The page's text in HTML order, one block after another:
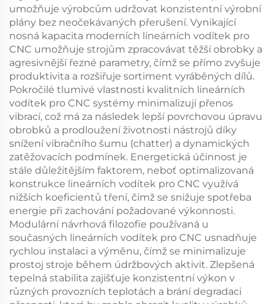
umožňuje výrobcům udržovat konzistentní výrobní
plány bez neočekávaných přerušení. Vynikající
nosná kapacita moderních lineárních vodítek pro
CNC umožňuje strojům zpracovávat těžší obrobky a
agresivnější řezné parametry, čímž se přímo zvyšuje
produktivita a rozšiřuje sortiment vyráběných dílů.
Pokročilé tlumivé vlastnosti kvalitních lineárních
vodítek pro CNC systémy minimalizují přenos
vibrací, což má za následek lepší povrchovou úpravu
obrobků a prodloužení životnosti nástrojů díky
snížení vibračního šumu (chatter) a dynamických
zatěžovacích podmínek. Energetická účinnost je
stále důležitějším faktorem, neboť optimalizovaná
konstrukce lineárních vodítek pro CNC využívá
nižších koeficientů tření, čímž se snižuje spotřeba
energie při zachování požadované výkonnosti.
Modulární návrhová filozofie používaná u
současných lineárních vodítek pro CNC usnadňuje
rychlou instalaci a výměnu, čímž se minimalizuje
prostoj stroje během údržbových aktivit. Zlepšená
tepelná stabilita zajišťuje konzistentní výkon v
různých provozních teplotách a brání degradaci